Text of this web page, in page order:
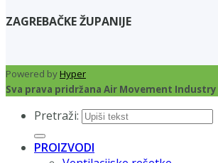
ZAGREBAČKE ŽUPANIJE
Powered byHyper
Sva prava pridržana Air Movement
Pretraži:
PROIZVODI